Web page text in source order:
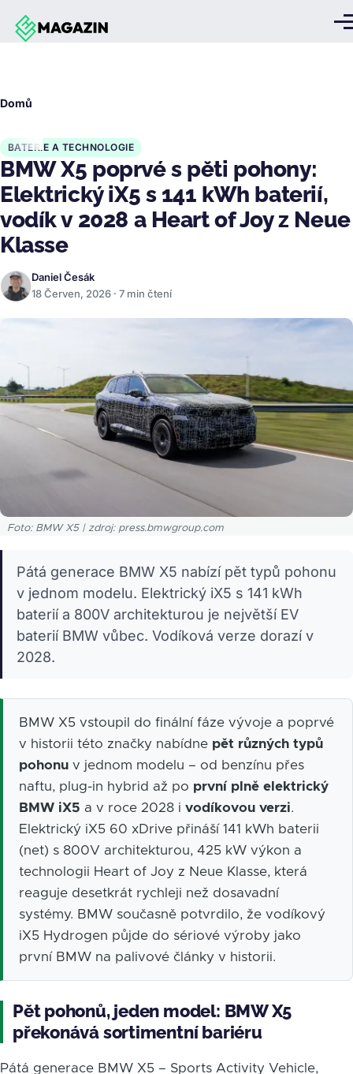
Přejít k hlavnímu obsahu
Domů
BATERIE A TECHNOLOGIE
BMW X5 poprvé s pěti pohony:
Elektrický iX5 s 141 kWh baterií,
vodík v 2028 a Heart of Joy z Neue
Klasse
Daniel Česák
18 Červen, 2026 · 7 min čtení
Foto: BMW X5 | zdroj: press.bmwgroup.com
Pátá generace BMW X5 nabízí pět typů pohonu
v jednom modelu. Elektrický iX5 s 141 kWh
baterií a 800V architekturou je největší EV
baterií BMW vůbec. Vodíková verze dorazí v
2028.
BMW X5 vstoupil do finální fáze vývoje a poprvé
v historii této značky nabídne pět různých typů
pohonu v jednom modelu – od benzínu přes
naftu, plug-in hybrid až po první plně elektrický
BMW iX5 a v roce 2028 i vodíkovou verzi.
Elektrický iX5 60 xDrive přináší 141 kWh baterii
(net) s 800V architekturou, 425 kW výkon a
technologii Heart of Joy z Neue Klasse, která
reaguje desetkrát rychleji než dosavadní
systémy. BMW současně potvrdilo, že vodíkový
iX5 Hydrogen půjde do sériové výroby jako
první BMW na palivové články v historii.
Pět pohonů, jeden model: BMW X5
překonává sortimentní bariéru
Pátá generace BMW X5 – Sports Activity Vehicle,